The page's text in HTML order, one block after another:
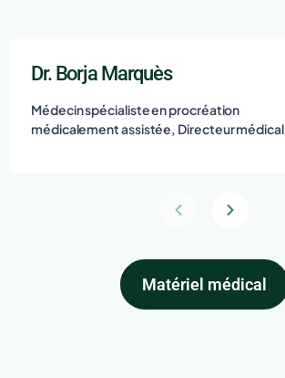
Dr. Borja Marquès
Médecin spécialiste en procréation
médicalement assistée, Directeur médical
Matériel médical